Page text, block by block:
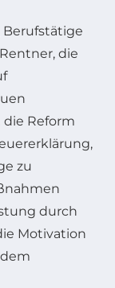
die
die Reform
zu
durch
Motivation